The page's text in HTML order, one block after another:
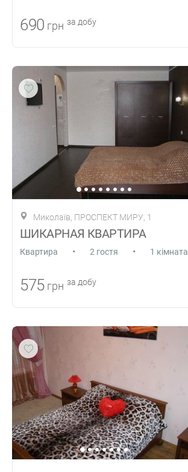
690 грн за добу
Миколаїв, ПРОСПЕКТ МИРУ, 1
ШИКАРНАЯ КВАРТИРА
Квартира • 2 гостя • 1 кімната
575 грн за добу